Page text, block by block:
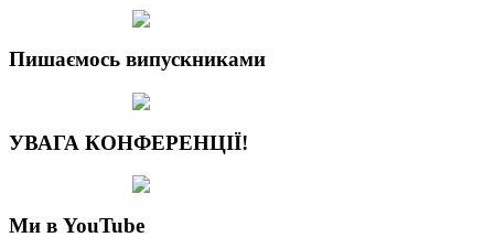
Пишаємось випускниками
УВАГА КОНФЕРЕНЦІЇ!
Ми в YouTube